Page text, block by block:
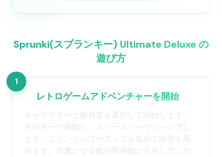
Sprunki(スプランキー) Ultimate Deluxe の
遊び方
1
レトロゲームアドベンチャーを開始
キャラクターと難易度を選択して開始します。
矢印キーで移動し、スペースバーでジャンプし
ます。コインとパワーアップを集めて能力を高
めます。邪魔になる敵や障害物に注意してくだ